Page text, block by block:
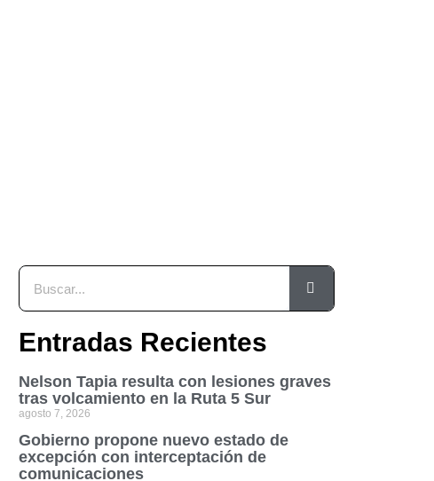
Entradas Recientes
Nelson Tapia resulta con lesiones graves
tras volcamiento en la Ruta 5 Sur
agosto 7, 2026
Gobierno propone nuevo estado de
excepción con interceptación de
comunicaciones